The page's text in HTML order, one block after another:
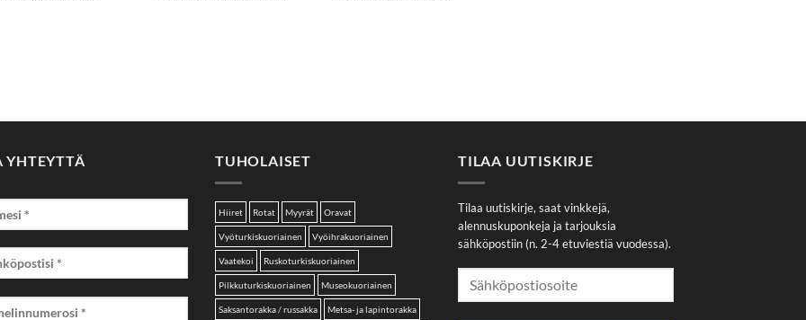
YHTEYTTÄ TUHOLAISET
Hiiret Rotat Myyrät Oravat
Vyöturkiskuoriainen Vyöihrakuoriainen
Vaatekoi Ruskoturkiskuoriainen
Pilkkuturkiskuoriainen Museokuoriainen
Saksantorakka / russakka Metsa- ja lapintorakka
TILAA UUTISKIRJE
Tilaa uutiskirje, saat vinkkejä,
alennuskuponkeja ja tarjouksia
sähköpostiin (n. 2-4 etuviestiä vuodessa).